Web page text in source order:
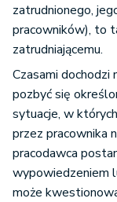
zatrudnionego,
pracowników), to
zatrudniającemu.
Czasami dochodzi
pozbyć się
sytuacje, w
przez pracownika
pracodawca
wypowiedzeniem
może